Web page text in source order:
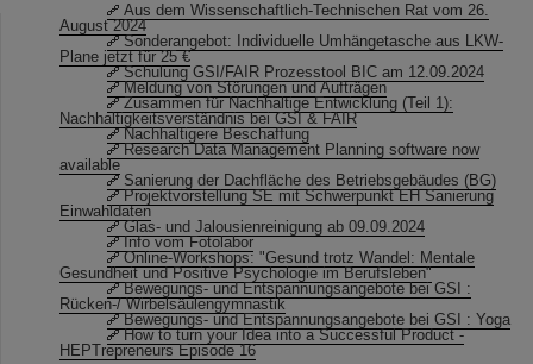
Aus dem Wissenschaftlich-Technischen Rat vom 26.
August 2024
Sonderangebot: Individuelle Umhängetasche aus LKW-
Plane jetzt für 25 €
Schulung GSI/FAIR Prozesstool BIC am 12.09.2024
Meldung von Störungen und Aufträgen
Zusammen für Nachhaltige Entwicklung (Teil 1):
Nachhaltigkeitsverständnis bei GSI & FAIR
Nachhaltigere Beschaffung
Research Data Management Planning software now
available
Sanierung der Dachfläche des Betriebsgebäudes (BG)
Projektvorstellung SE mit Schwerpunkt EH Sanierung
Einwahldaten
Glas- und Jalousienreinigung ab 09.09.2024
Info vom Fotolabor
Online-Workshops: "Gesund trotz Wandel: Mentale
Gesundheit und Positive Psychologie im Berufsleben"
Bewegungs- und Entspannungsangebote bei GSI :
Rücken-/ Wirbelsäulengymnastik
Bewegungs- und Entspannungsangebote bei GSI : Yoga
How to turn your Idea into a Successful Product -
HEPTrepreneurs Episode 16